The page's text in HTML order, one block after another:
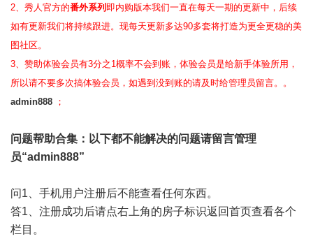
2、 秀人官方的番外系列 即内购版本我们一直在每天一期的更新中，后续
如有更新我们将持续跟进。现每天更新多达90多套将打造为更全更稳的美
图社区。
3、赞助体验会员有3分之1概率不会到账，体验会员是给新手体验所用，
所以请不要多次搞体验会员，如遇到没到账的请及时给管理员留言。。
admin888 ；
问题帮助合集 ：以下都不能解决的问题请留言管理
员“admin888”
问1、手机用户注册后不能查看任何东西。
答1、注册成功后请点右上角的房子标识返回首页查看各个
栏目。